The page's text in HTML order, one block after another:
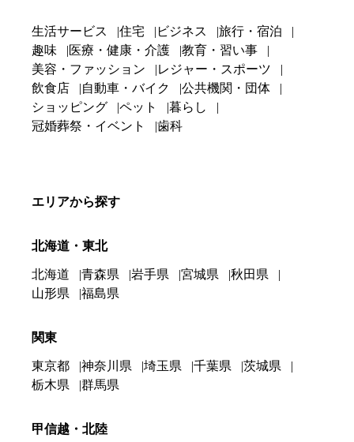
生活サービス 住宅 ビジネス
旅行・宿泊
趣味
医療・健康・介護
教育・習い事
美容・ファッション
レジャー・スポーツ
飲食店
自動車・バイク
公共機関・団体
ショッピング
ペット
暮らし
冠婚葬祭・イベント
歯科
エリアから探す
北海道・東北
北海道 青森県 岩手県 宮城県
秋田県
山形県
福島県
関東
東京都 神奈川県 埼玉県 千葉県
茨城県
栃木県
群馬県
甲信越・北陸